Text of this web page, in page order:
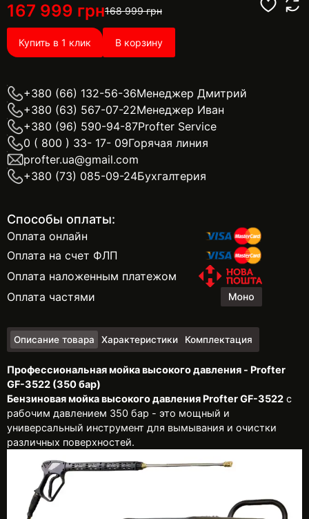
167 999 грн168 999грн
Купить в 1 клик В корзину
+380 (66) 132-56-36Менеджер Дмитрий
+380 (63) 567-07-22Менеджер Иван
+380 (96) 590-94-87Profter Service
0 ( 800 ) 33- 17- 09Горячая линия
profter.ua@gmail.com
+380 (73) 085-09-24Бухгалтерия
Способы оплаты:
Оплата онлайн
Оплата на счет ФЛП
Оплата наложенным платежом
Оплата частями
Описание товара Характеристики Комплектация
Профессиональная мойка высокого давления - Profter
GF-3522 (350 бар)
Бензиновая мойка высокого давления Profter GF-3522 с
рабочим давлением 350 бар - это мощный и
универсальный инструмент для вымывания и очистки
различных поверхностей.